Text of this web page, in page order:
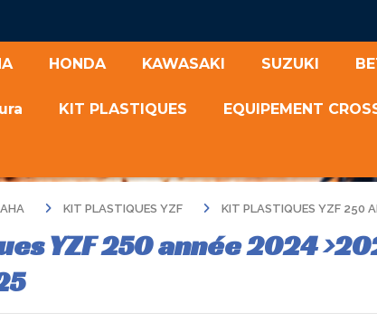
HONDA KAWASAKI SUZUKI
KIT PLASTIQUES EQUIPEMENT
KIT PLASTIQUES YZF KIT PLASTIQUES YZF 250
YZF 250 année 2024